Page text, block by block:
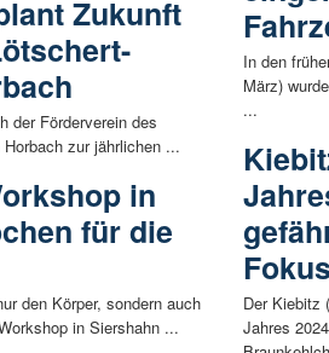
Zukunft
der Förderverein des
zur jährlichen ...
in
für die
den Körper, sondern auch
in Siershahn ...
In den
März)
...
Der Kiebitz
Jahres